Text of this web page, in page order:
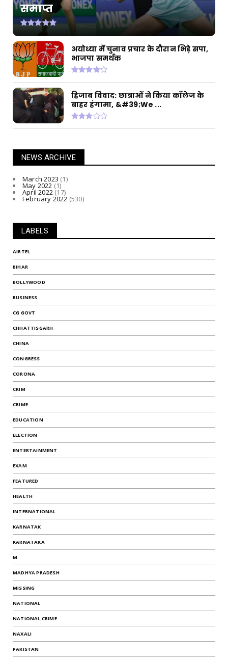
Biden wants that कि India, Rus की ओर से छेड़े
गए युद्ध का वि...
April 11, 2022
समाप्त
अयोध्या में चुनाव प्रचार के दौरान भिड़े सपा,
भाजपा समर्थक
हिजाब विवाद: छात्राओं ने किया कॉलेज के
बाहर हंगामा, &#39;We ...
NEWS ARCHIVE
March 2023 (1)
May 2022 (1)
April 2022 (17)
February 2022 (530)
LABELS
AIRTEL
BIHAR
BOLLYWOOD
BUSINESS
CG GOVT
CHHATTISGARH
CHINA
CONGRESS
CORONA
CRIM
CRIME
EDUCATION
ELECTION
ENTERTAINMENT
EXAM
FEATURED
HEALTH
INTERNATIONAL
KARNATAK
KARNATAKA
M
MADHYA PRADESH
MISSING
NATIONAL
NATIONAL CRIME
NAXALI
PAKISTAN